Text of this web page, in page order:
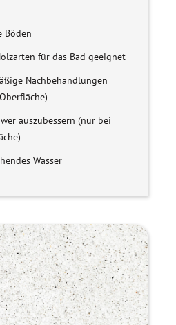
Böden
für das Bad geeignet
Nachbehandlungen
auszubessern (nur bei
Wasser